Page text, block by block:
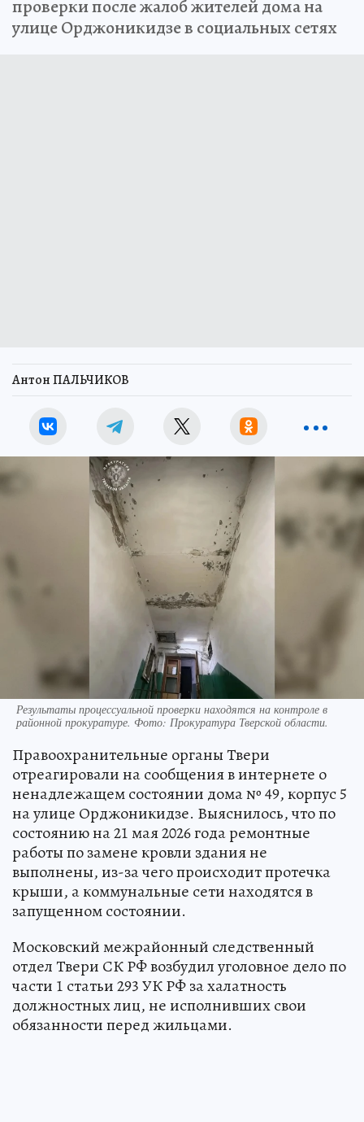
проверки после жалоб жителей дома на
улице Орджоникидзе в социальных сетях
Антон ПАЛЬЧИКОВ
Результаты процессуальной проверки находятся на контроле в
районной прокуратуре. Фото: Прокуратура Тверской области.
Правоохранительные органы Твери
отреагировали на сообщения в интернете о
ненадлежащем состоянии дома № 49, корпус 5
на улице Орджоникидзе. Выяснилось, что по
состоянию на 21 мая 2026 года ремонтные
работы по замене кровли здания не
выполнены, из-за чего происходит протечка
крыши, а коммунальные сети находятся в
запущенном состоянии.
Московский межрайонный следственный
отдел Твери СК РФ возбудил уголовное дело по
части 1 статьи 293 УК РФ за халатность
должностных лиц, не исполнивших свои
обязанности перед жильцами.